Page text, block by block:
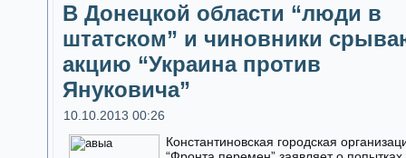
В Донецкой области “люди в
штатском” и чиновники
акцию “Украина против
Януковича”
10.10.2013 00:26
Константиновская городская